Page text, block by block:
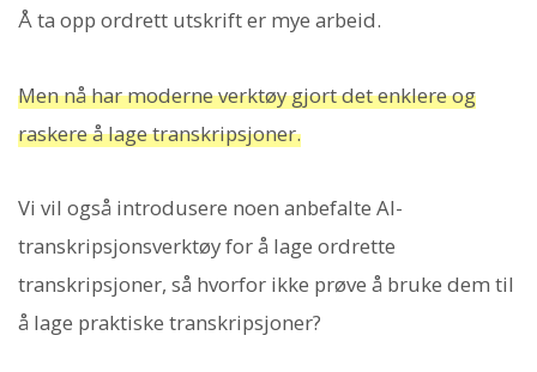
Å ta opp ordrett utskrift er mye arbeid.
Men nå har moderne verktøy gjort det enklere og
raskere å lage transkripsjoner.
Vi vil også introdusere noen anbefalte AI-
transkripsjonsverktøy for å lage ordrette
transkripsjoner, så hvorfor ikke prøve å bruke dem til
å lage praktiske transkripsjoner?